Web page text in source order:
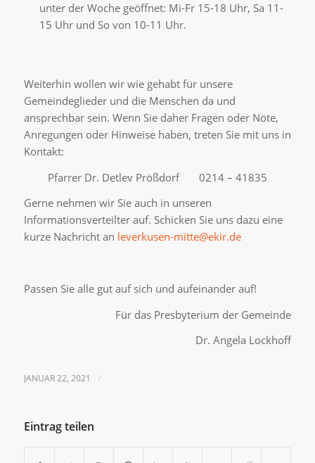
unter der Woche geöffnet: Mi-Fr 15-18 Uhr, Sa 11-
15 Uhr und So von 10-11 Uhr.
Weiterhin wollen wir wie gehabt für unsere
Gemeindeglieder und die Menschen da und
ansprechbar sein. Wenn Sie daher Fragen oder Nöte,
Anregungen oder Hinweise haben, treten Sie mit uns in
Kontakt:
Pfarrer Dr. Detlev Prößdorf 0214 – 41835
Gerne nehmen wir Sie auch in unseren
Informationsverteilter auf. Schicken Sie uns dazu eine
kurze Nachricht an leverkusen-mitte@ekir.de
Passen Sie alle gut auf sich und aufeinander auf!
Für das Presbyterium der Gemeinde
Dr. Angela Lockhoff
JANUAR 22, 2021 /
Eintrag teilen